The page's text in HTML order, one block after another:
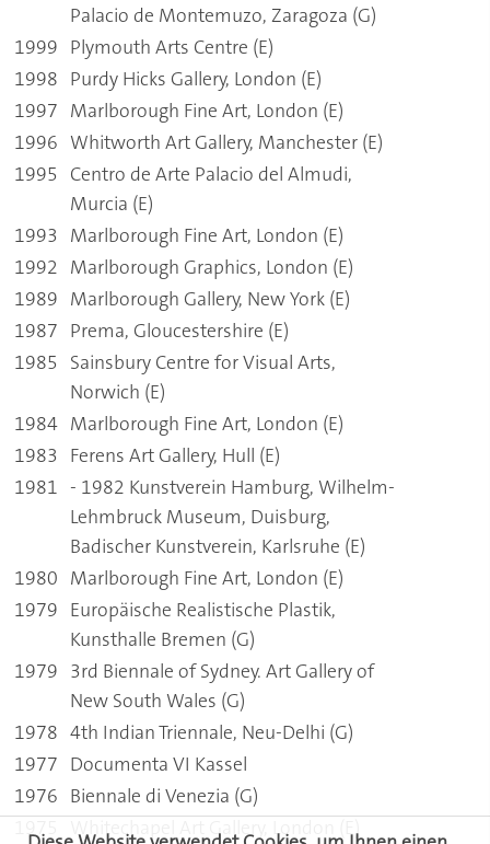
Palacio de Montemuzo, Zaragoza (G)
1999 Plymouth Arts Centre (E)
1998 Purdy Hicks Gallery, London (E)
1997 Marlborough Fine Art, London (E)
1996 Whitworth Art Gallery, Manchester (E)
1995
Centro de Arte Palacio del Almudi,
Murcia (E)
1993 Marlborough Fine Art, London (E)
1992 Marlborough Graphics, London (E)
1989 Marlborough Gallery, New York (E)
1987 Prema, Gloucestershire (E)
1985
Sainsbury Centre for Visual Arts,
Norwich (E)
1984 Marlborough Fine Art, London (E)
1983 Ferens Art Gallery, Hull (E)
1981 - 1982 Kunstverein Hamburg, Wilhelm-
Lehmbruck Museum, Duisburg,
Badischer Kunstverein, Karlsruhe (E)
1980 Marlborough Fine Art, London (E)
1979 Europäische Realistische Plastik,
Kunsthalle Bremen (G)
1979 3rd Biennale of Sydney. Art Gallery of
New South Wales (G)
1978 4th Indian Triennale, Neu-Delhi (G)
1977 Documenta VI Kassel
1976 Biennale di Venezia (G)
1975
Whitechapel Art Gallery, London (E)